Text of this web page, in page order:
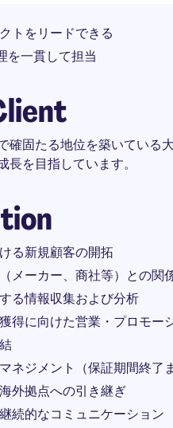
トをリードできる
を一貫して担当
確固たる地位を築いている
を目指しています。
る新規顧客の開拓
メーカー、商社等）との関
る情報収集および分析
得に向けた営業・プロモー
ネジメント（保証期間終了ま
外拠点への引き継ぎ
続的なコミュニケーション